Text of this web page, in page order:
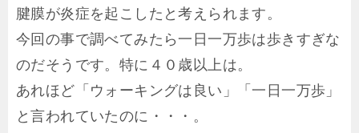
腱膜が炎症を起こしたと考えられます。
今回の事で調べてみたら一日一万歩は歩きすぎな
のだそうです。特に４０歳以上は。
あれほど「ウォーキングは良い」「一日一万歩」
と言われていたのに・・・。